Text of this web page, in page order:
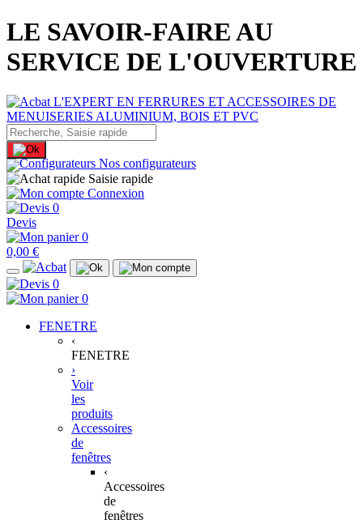
LE SAVOIR-FAIRE AU
SERVICE DE L'OUVERTURE
Nos configurateurs
Saisie rapide
Connexion
0
Devis
0
0,00 €
0
0
FENETRE
‹
FENETRE
›
Voir
les
produits
Accessoires
de
fenêtres
‹
Accessoires
de
fenêtres